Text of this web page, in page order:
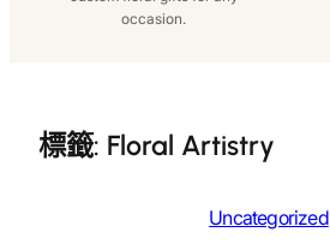
occasion.
標籤: Floral Artistry
Uncategorized